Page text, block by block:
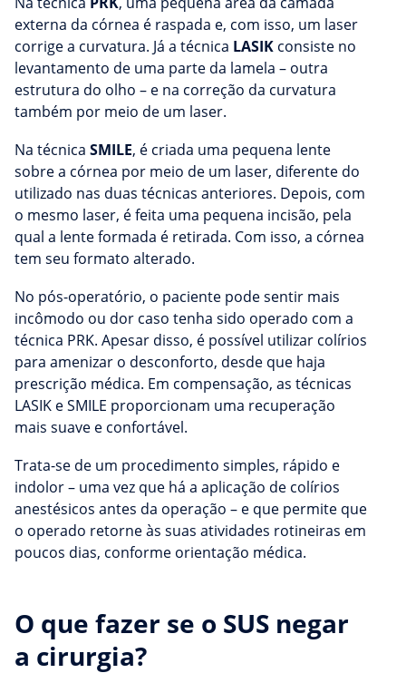
externa da córnea é raspada e, com isso, um laser
corrige a curvatura. Já a técnica LASIK consiste no
levantamento de uma parte da lamela – outra
estrutura do olho – e na correção da curvatura
também por meio de um laser.
Na técnica SMILE, é criada uma pequena lente
sobre a córnea por meio de um laser, diferente do
utilizado nas duas técnicas anteriores. Depois, com
o mesmo laser, é feita uma pequena incisão, pela
qual a lente formada é retirada. Com isso, a córnea
tem seu formato alterado.
No pós-operatório, o paciente pode sentir mais
incômodo ou dor caso tenha sido operado com a
técnica PRK. Apesar disso, é possível utilizar colírios
para amenizar o desconforto, desde que haja
prescrição médica. Em compensação, as técnicas
LASIK e SMILE proporcionam uma recuperação
mais suave e confortável.
Trata-se de um procedimento simples, rápido e
indolor – uma vez que há a aplicação de colírios
anestésicos antes da operação – e que permite que
o operado retorne às suas atividades rotineiras em
poucos dias, conforme orientação médica.
O que fazer se o SUS negar
a cirurgia?